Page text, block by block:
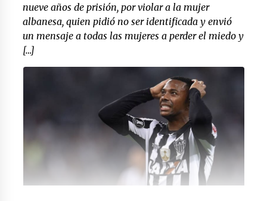
nueve años de prisión, por violar a la mujer
albanesa, quien pidió no ser identificada y envió
un mensaje a todas las mujeres a perder el miedo y
[…]